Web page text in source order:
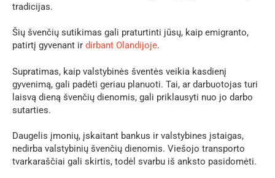
tradicijas.
Šių švenčių sutikimas gali praturtinti jūsų, kaip emigranto,
patirtį gyvenant ir dirbant Olandijoje.
Supratimas, kaip valstybinės šventės veikia kasdienį
gyvenimą, gali padėti geriau planuoti. Tai, ar darbuotojas turi
laisvą dieną švenčių dienomis, gali priklausyti nuo jo darbo
sutarties.
Daugelis įmonių, įskaitant bankus ir valstybines įstaigas,
nedirba valstybinių švenčių dienomis. Viešojo transporto
tvarkaraščiai gali skirtis, todėl svarbu iš anksto pasidomėti.